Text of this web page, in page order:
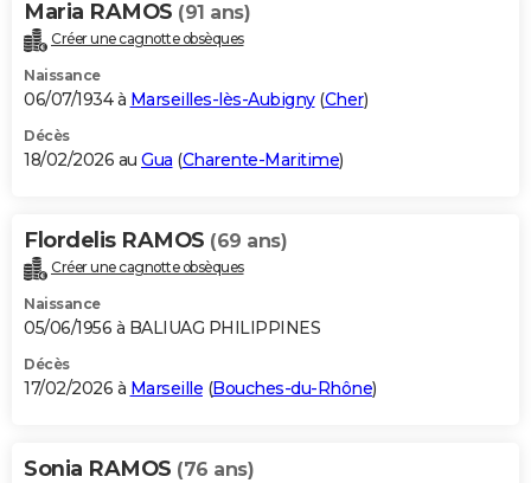
Maria RAMOS (91 ans)
Créer une cagnotte obsèques
Naissance
06/07/1934 à Marseilles-lès-Aubigny(Cher)
Décès
18/02/2026 au Gua (Charente-Maritime)
Flordelis RAMOS (69 ans)
Créer une cagnotte obsèques
Naissance
05/06/1956 à BALIUAG PHILIPPINES
Décès
17/02/2026 à Marseille (Bouches-du-Rhône)
Sonia RAMOS (76 ans)